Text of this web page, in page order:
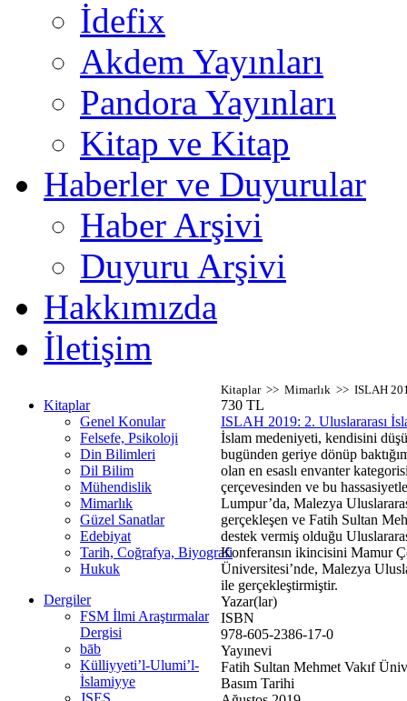
İdefix
Akdem Yayınları
Pandora Yayınları
Kitap ve Kitap
Haberler ve Duyurular
Haber Arşivi
Duyuru Arşivi
Hakkımızda
İletişim
Kitaplar
Genel Konular
Felsefe, Psikoloji
Din Bilimleri
Dil Bilim
Mühendislik
Mimarlık
Güzel Sanatlar
Edebiyat
Tarih, Coğrafya, Biyografi
Hukuk
Dergiler
FSM İlmi Araştırmalar
Dergisi
bāb
Külliyyeti’l-Ulumi’l-
İslamiyye
JSES
Kitaplar >> Mimarlık >> ISLAH
730 TL
ISLAH 2019: 2. Uluslararası
İslam medeniyeti, kendisini
bugünden geriye dönüp
olan en esaslı envanter
çerçevesinden ve bu
Lumpur’da, Malezya
gerçekleşen ve Fatih Sultan
destek vermiş olduğu
Konferansın ikincisini Mamur
Üniversitesi’nde, Malezya
ile gerçekleştirmiştir.
Yazar(lar)
ISBN
978-605-2386-17-0
Yayınevi
Fatih Sultan Mehmet Vakıf
Basım Tarihi